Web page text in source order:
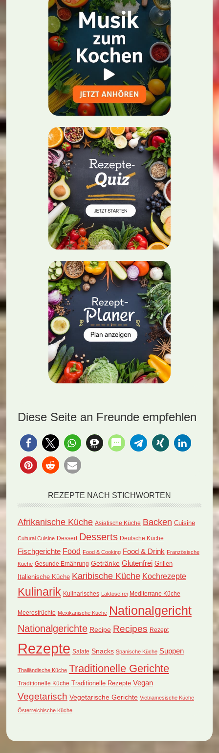
Diese Seite an Freunde empfehlen
REZEPTE NACH STICHWORTEN
Afrikanische Küche Asiatische Küche Backen Cuisine
Cultural Cuisine Dessert Desserts Deutsche Küche
Fischgerichte Food Food & Cooking Food & Drink Französische
Küche Gesunde Ernährung Getränke Glutenfrei Grillen
Italienische Küche Karibische Küche Kochrezepte
Kulinarik Kulinarisches Laktosefrei Mediterrane Küche
Meeresfrüchte Mexikanische Küche Nationalgericht
Nationalgerichte Recipe Recipes Rezept
Rezepte Salate Snacks Spanische Küche Suppen
Thailändische Küche Traditionelle Gerichte
Traditionelle Küche Traditionelle Rezepte Vegan
Vegetarisch Vegetarische Gerichte Vietnamesische Küche
Österreichische Küche